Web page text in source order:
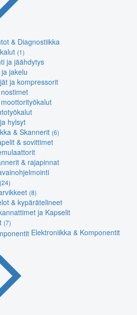
& Diagnostiikka
(1)
ja jäähdytys
jakelu
ja kompressorit
hylsyt
& Skannerit (6)
& sovittimet
& rajapinnat
(24)
(8)
& kypärätelineet
ja Kapselit
(7)
Elektroniikka & Komponentit